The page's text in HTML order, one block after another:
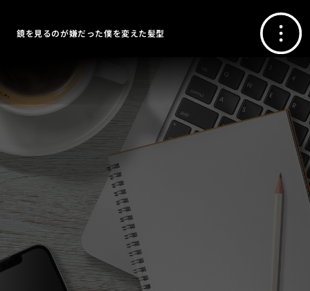
鏡を見るのが嫌だった僕を変えた髪型